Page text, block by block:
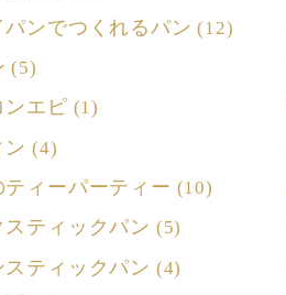
パンでつくれるパン (12)
(5)
ンエピ (1)
ン (4)
ティーパーティー (10)
スティックパン (5)
スティックパン (4)